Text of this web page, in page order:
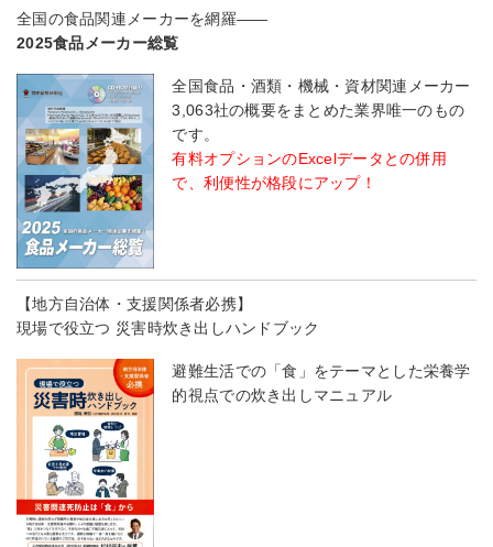
全国の食品関連メーカーを網羅――
2025食品メーカー総覧
全国食品・酒類・機械・資材関連メーカー
3,063社の概要をまとめた業界唯一のもの
です。
有料オプションのExcelデータとの併用
で、利便性が格段にアップ！
【地方自治体・支援関係者必携】
現場で役立つ 災害時炊き出しハンドブック
避難生活での「食」をテーマとした栄養学
的視点での炊き出しマニュアル